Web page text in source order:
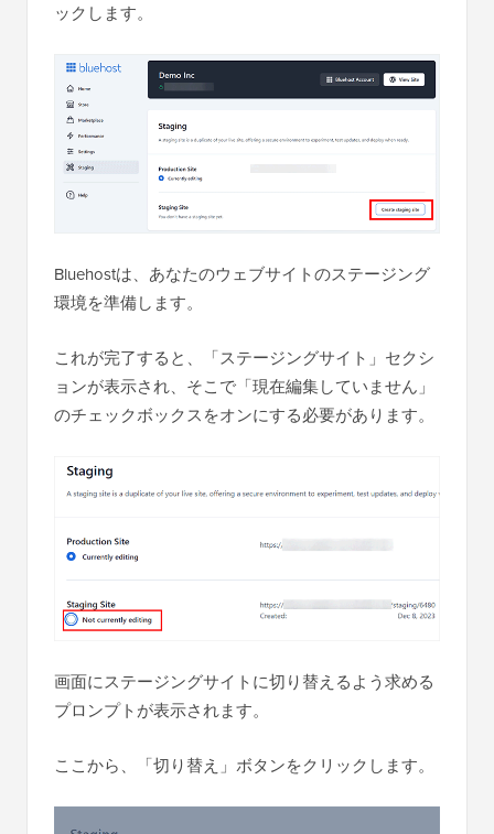
ックします。
Bluehostは、あなたのウェブサイトのステージング
環境を準備します。
これが完了すると、「ステージングサイト」セクシ
ョンが表示され、そこで「現在編集していません」
のチェックボックスをオンにする必要があります。
画面にステージングサイトに切り替えるよう求める
プロンプトが表示されます。
ここから、「切り替え」ボタンをクリックします。